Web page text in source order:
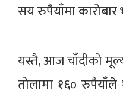
सय रुपैयाँमा कारोबार
यस्तै, आज चाँदीको
तोलामा १६०